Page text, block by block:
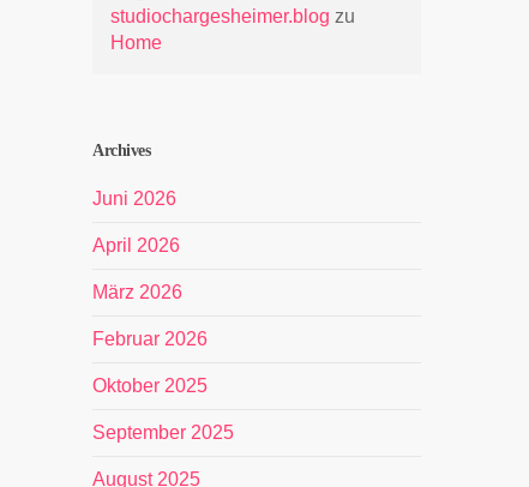
studiochargesheimer.blog zu
Home
Archives
Juni 2026
April 2026
März 2026
Februar 2026
Oktober 2025
September 2025
August 2025